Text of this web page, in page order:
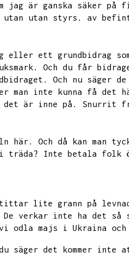
jag är ganska säker på
utan utan styrs.
av
eller ett grundbidrag
Och du får
Och nu säger
man inte kunna få det
är inne på.
Snurrit
här.
Och då kan man
träda?
Inte betala folk
lite grann på
De verkar inte ha det
odla majs i Ukraina och
säger det kommer